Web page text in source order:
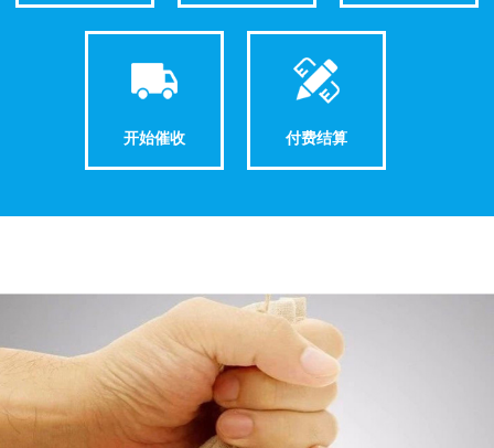
开始催收 付费结算